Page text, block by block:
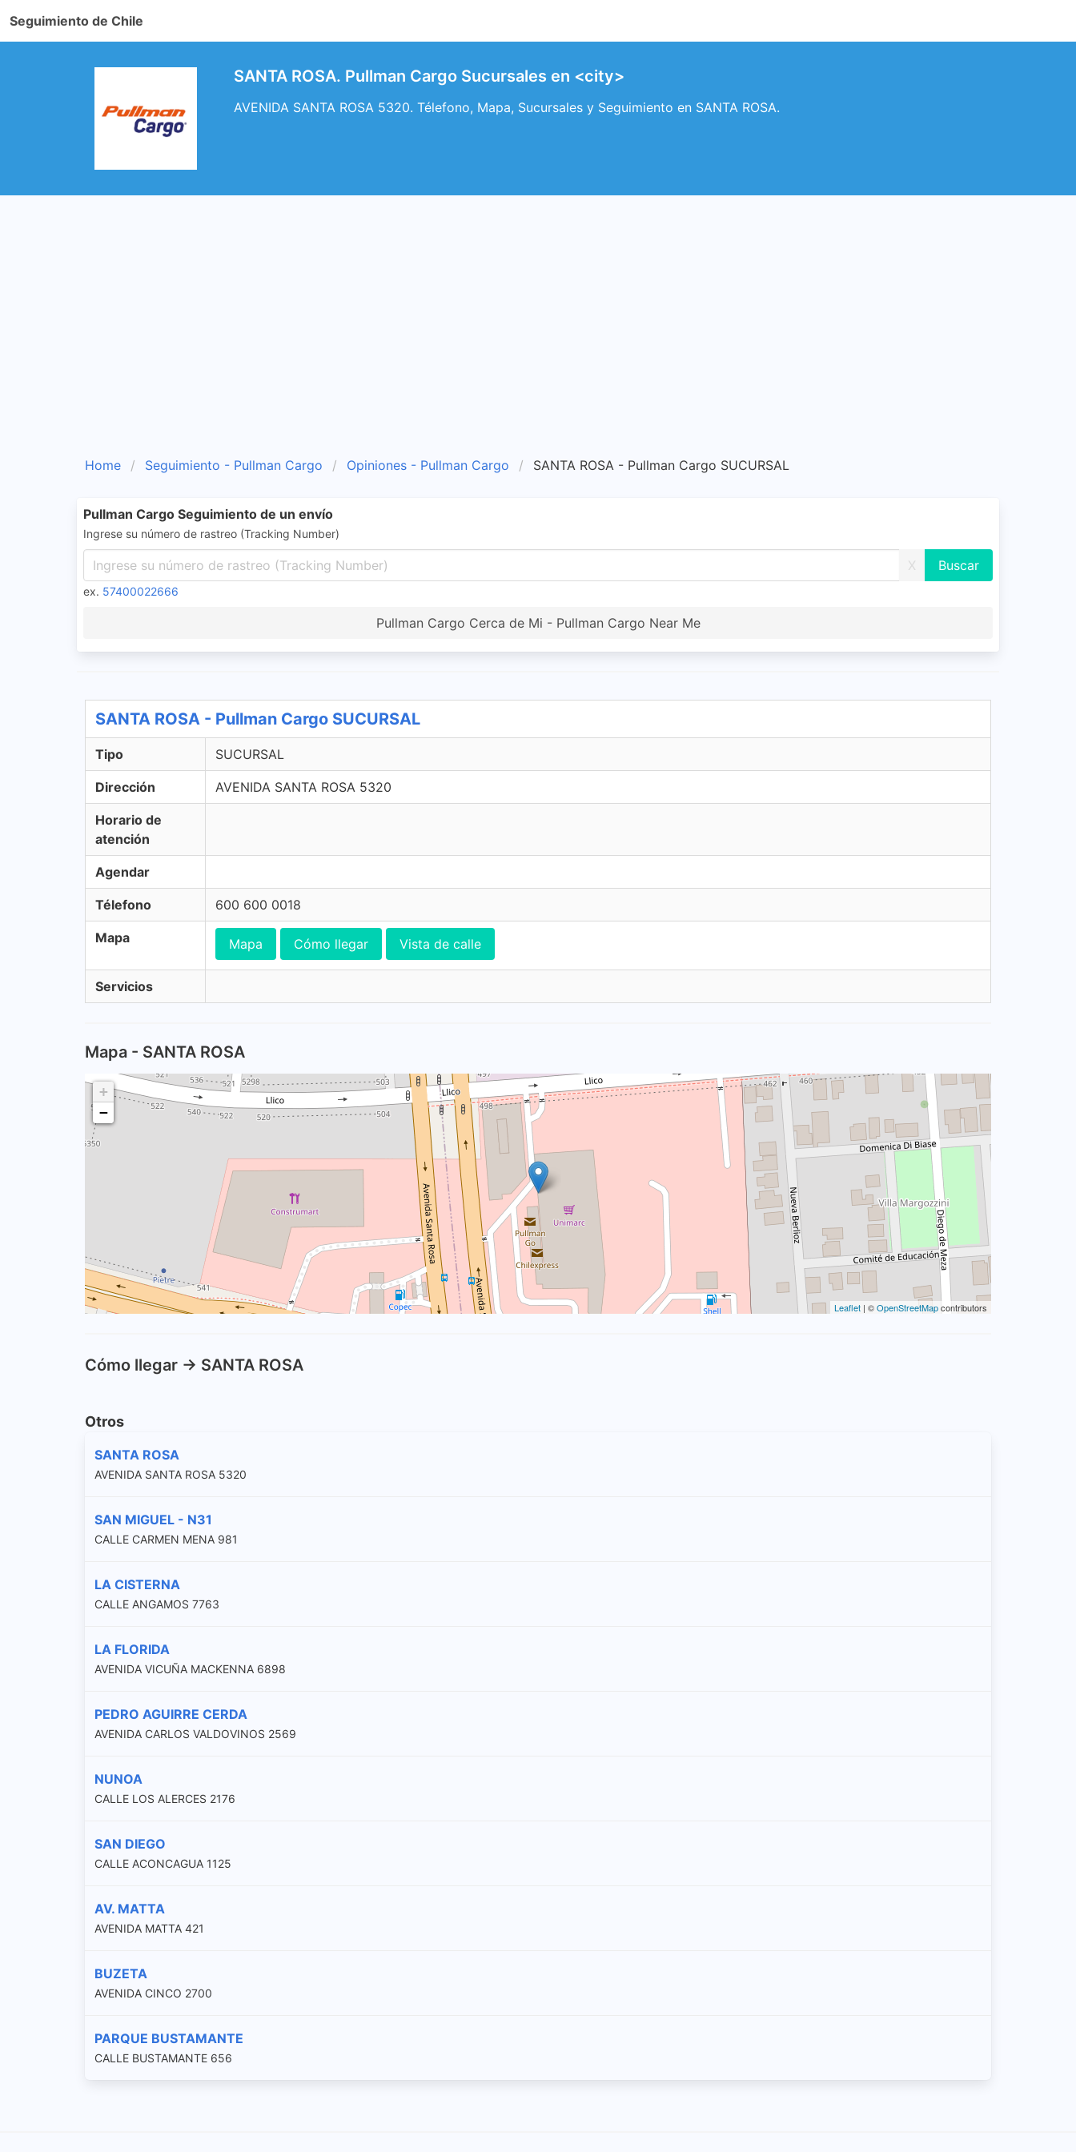
Seguimiento de Chile
SANTA ROSA. Pullman Cargo Sucursales en <city>
AVENIDA SANTA ROSA 5320. Télefono, Mapa, Sucursales y Seguimiento en SANTA ROSA.
Home Seguimiento - Pullman Cargo Opiniones - Pullman Cargo SANTA ROSA - Pullman Cargo SUCURSAL
Pullman Cargo Seguimiento de un envío
Ingrese su número de rastreo (Tracking Number)
X
ex. 57400022666
Pullman Cargo Cerca de Mi - Pullman Cargo Near Me
SANTA ROSA - Pullman Cargo SUCURSAL
Tipo SUCURSAL
Dirección AVENIDA SANTA ROSA 5320
Horario de
atención
Agendar
Télefono 600 600 0018
Mapa Mapa Cómo llegar Vista de calle
Servicios
Mapa - SANTA ROSA
+
−
Leaflet | ©OpenStreetMapcontributors
Cómo llegar -> SANTA ROSA
Otros
SANTA ROSA
AVENIDA SANTA ROSA 5320
SAN MIGUEL - N31
CALLE CARMEN MENA 981
LA CISTERNA
CALLE ANGAMOS 7763
LA FLORIDA
AVENIDA VICUÑA MACKENNA 6898
PEDRO AGUIRRE CERDA
AVENIDA CARLOS VALDOVINOS 2569
NUNOA
CALLE LOS ALERCES 2176
SAN DIEGO
CALLE ACONCAGUA 1125
AV. MATTA
AVENIDA MATTA 421
BUZETA
AVENIDA CINCO 2700
PARQUE BUSTAMANTE
CALLE BUSTAMANTE 656